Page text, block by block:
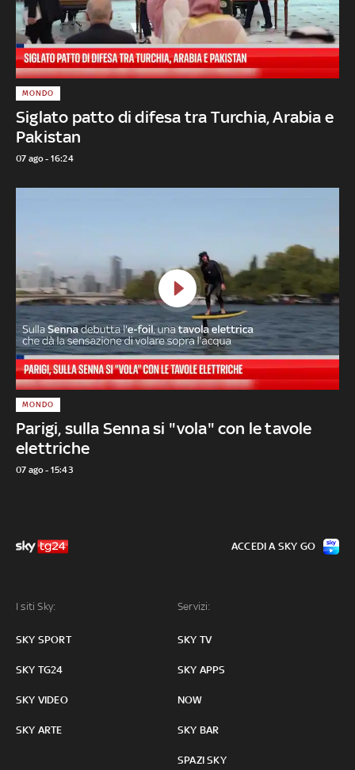
Siglato patto di difesa tra Turchia, Arabia e
Pakistan
MONDO
07 ago - 16:24
Parigi, sulla Senna si "vola" con le tavole
elettriche
MONDO
07 ago - 15:43
I siti Sky:
SKY SPORT
SKY TG24
SKY VIDEO
SKY ARTE
Servizi:
SKY TV
SKY APPS
NOW
SKY BAR
SPAZI SKY
ACCEDI A SKY GO